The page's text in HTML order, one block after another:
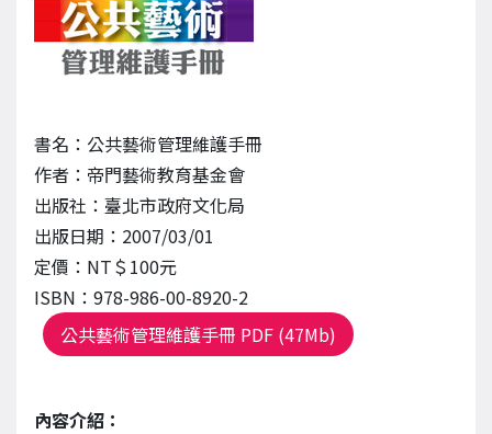
書名：公共藝術管理維護手冊
作者：帝門藝術教育基金會
出版社：臺北市政府文化局
出版日期：2007/03/01
定價：NT＄100元
ISBN：978-986-00-8920-2
公共藝術管理維護手冊 PDF (47Mb)
內容介紹：